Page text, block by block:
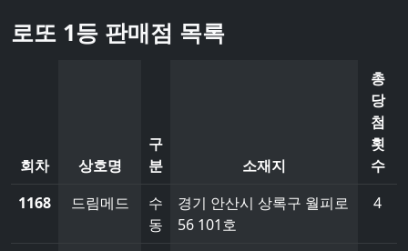
로또 1등 판매점 목록
회차 상호명
구
분
소재지
총
당
첨
횟
수
1168
드림메드
수
동
경기 안산시 상록구 월피로
56 101호
4